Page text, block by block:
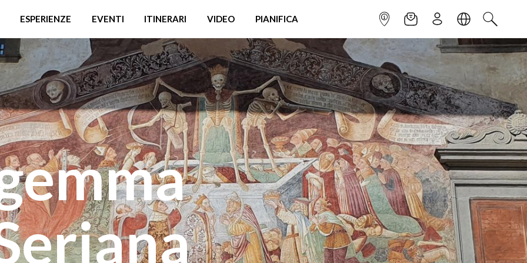
ESPERIENZE EVENTI ITINERARI VIDEO PIANIFICA INFOPOINTNEWSLETTER
ISCRIVITILINGUACERCA